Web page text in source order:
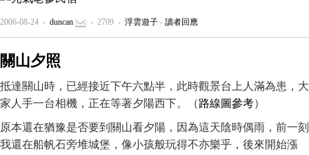
2006-08-24 - duncan - 2709 - 浮雲遊子 - 讀者回應
關山夕照
抵達關山時，已經接近下午六點半，此時觀景台上人滿為患，大
家人手一台相機，正在等著夕陽西下。（路線圖參考）
原本還在猶豫是否要到關山看夕陽，因為這天陰時偶雨，前一刻
我還在船帆石旁堆城堡，像小孩般玩得不亦樂乎，後來開始漲